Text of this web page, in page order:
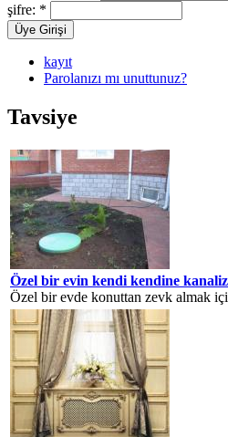
şifre: *
kayıt
Parolanızı mı unuttunuz?
Tavsiye
Özel bir evin kendi kendine
Özel bir evde konuttan zevk almak